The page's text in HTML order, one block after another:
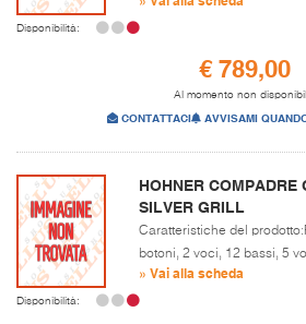
Disponibilità:
€ 789,00
Al momento non
CONTATTACI AVVISAMI
HOHNER COMPADRE
SILVER GRILL
Caratteristiche del
botoni, 2 voci, 12 bassi, 5
» Vai alla scheda
Disponibilità: